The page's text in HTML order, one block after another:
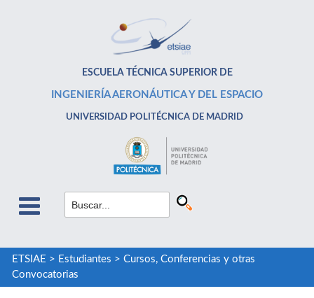
ESCUELA TÉCNICA SUPERIOR DE
INGENIERÍA AERONÁUTICA Y DEL ESPACIO
UNIVERSIDAD POLITÉCNICA DE MADRID
ETSIAE > Estudiantes > Cursos, Conferencias y otras
Convocatorias